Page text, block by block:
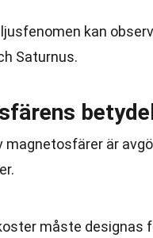
kan
Saturnus.
magnetosfärer är
måste designas